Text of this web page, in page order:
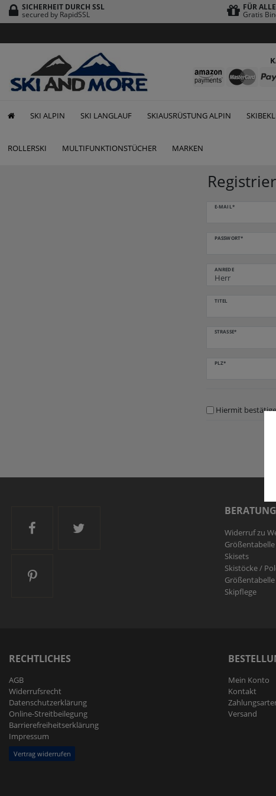
SICHERHEIT DURCH SSL
secured by RapidSSL
FÜR
Gratis
SKI ALPIN SKI LANGLAUF SKIAUSRÜSTUNG ALPIN
ROLLERSKI MULTIFUNKTIONSTÜCHER MARKEN
E-MAIL*
PASSWORT*
Honig
ANREDE
TITEL
STRASSE*
PLZ*
Hiermit
Ski and More auf Facebook
Ski and More auf Twitter
Ski and More auf Pinterest
BERATUNG
Widerruf zu
Skisets
Skistöcke /
Skipflege
RECHTLICHES
AGB
Widerrufs­recht
Daten­schutz­erklärung
Online-Streitbeilegung
Barrierefreiheitserklärung
Impressum
Vertrag widerrufen
Mein Konto
Kontakt
Versand